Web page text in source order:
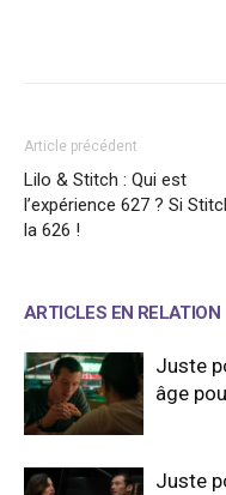
Article précédent
Lilo & Stitch : Qui est
l’expérience 627 ? Si
la 626 !
ARTICLES EN RELATION
Juste
âge
Juste